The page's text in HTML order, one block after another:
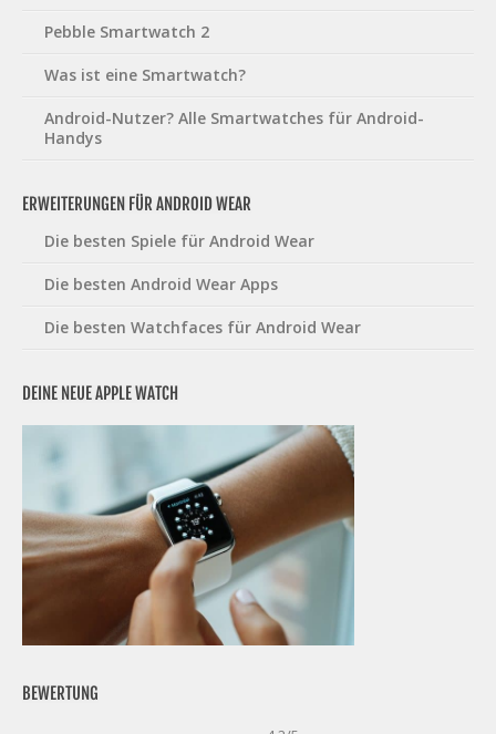
Pebble Smartwatch 2
Was ist eine Smartwatch?
Android-Nutzer? Alle Smartwatches für Android-
Handys
ERWEITERUNGEN FÜR ANDROID WEAR
Die besten Spiele für Android Wear
Die besten Android Wear Apps
Die besten Watchfaces für Android Wear
DEINE NEUE APPLE WATCH
BEWERTUNG